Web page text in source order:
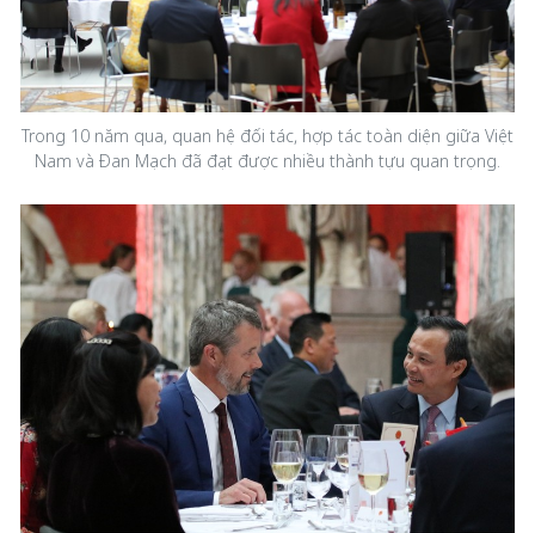
Trong 10 năm qua, quan hệ đối tác, hợp tác toàn diện giữa Việt
Nam và Đan Mạch đã đạt được nhiều thành tựu quan trọng.